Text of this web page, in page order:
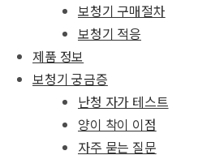
보청기 구매절차
보청기 적응
제품 정보
보청기 궁금증
난청 자가 테스트
양이 착이 이점
자주 묻는 질문